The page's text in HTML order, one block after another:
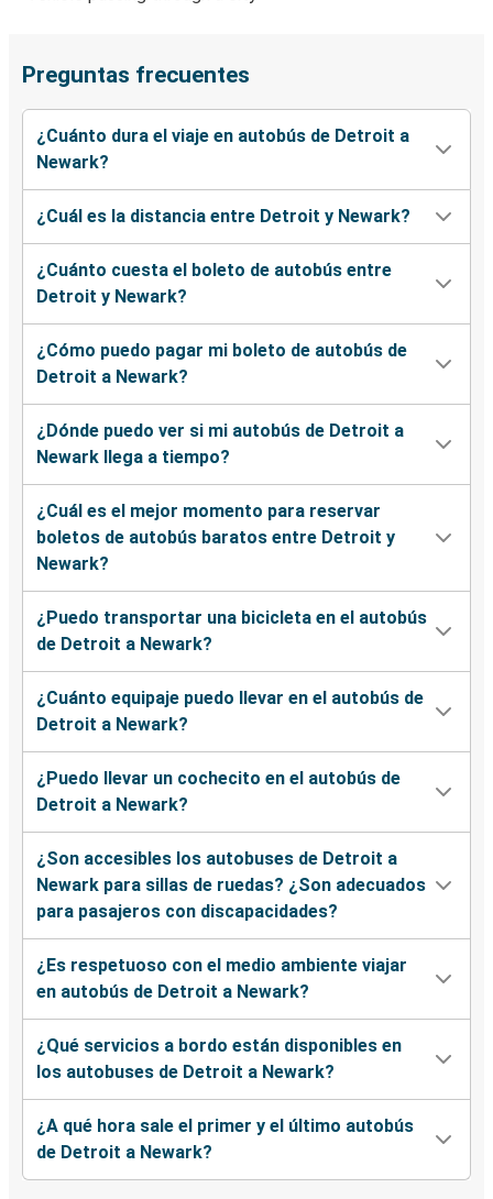
Preguntas frecuentes
¿Cuánto dura el viaje en autobús de Detroit a
Newark?
¿Cuál es la distancia entre Detroit y Newark?
¿Cuánto cuesta el boleto de autobús entre
Detroit y Newark?
¿Cómo puedo pagar mi boleto de autobús de
Detroit a Newark?
¿Dónde puedo ver si mi autobús de Detroit a
Newark llega a tiempo?
¿Cuál es el mejor momento para reservar
boletos de autobús baratos entre Detroit y
Newark?
¿Puedo transportar una bicicleta en el autobús
de Detroit a Newark?
¿Cuánto equipaje puedo llevar en el autobús de
Detroit a Newark?
¿Puedo llevar un cochecito en el autobús de
Detroit a Newark?
¿Son accesibles los autobuses de Detroit a
Newark para sillas de ruedas? ¿Son adecuados
para pasajeros con discapacidades?
¿Es respetuoso con el medio ambiente viajar
en autobús de Detroit a Newark?
¿Qué servicios a bordo están disponibles en
los autobuses de Detroit a Newark?
¿A qué hora sale el primer y el último autobús
de Detroit a Newark?